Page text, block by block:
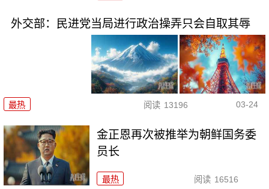
外交部：民进党当局进行政治操弄只会自取其辱
最热 阅读 13196 03-24
金正恩再次被推举为朝鲜国务委
员长
最热 阅读 16516